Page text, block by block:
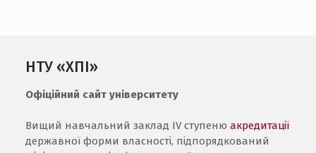
НТУ «ХПІ»
Офіційний сайт університету
Вищий навчальний заклад IV ступенюакредитації
державної форми власності, підпорядкований